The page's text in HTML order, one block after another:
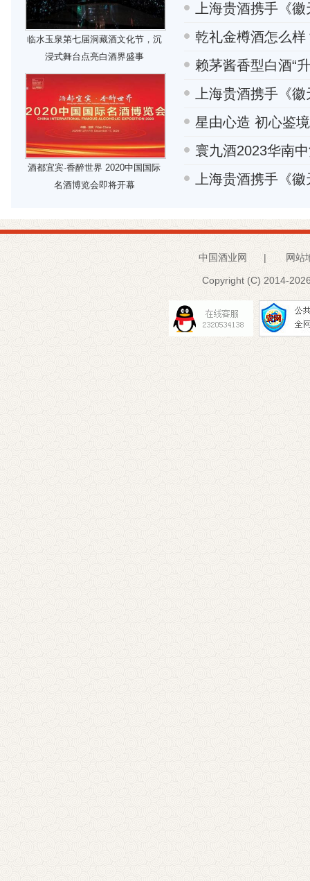
临水玉泉第七届洞藏酒文化节，沉
浸式舞台点亮白酒界盛事
酒都宜宾·香醉世界 2020中国国际
名酒博览会即将开幕
上海贵酒携手《
乾礼金樽酒怎么
赖茅酱香型白酒“
上海贵酒携手《
星由心造 初心鉴
寰九酒2023华南
上海贵酒携手《
中国酒业网 | 网站
Copyright (C) 2014-